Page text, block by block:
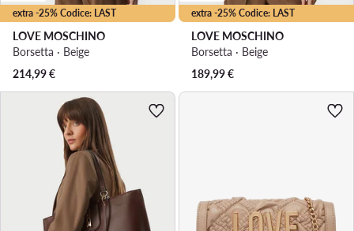
extra -25% Codice: LAST
LOVE MOSCHINO
Borsetta · Beige
214,99€
extra -25% Codice: LAST
LOVE MOSCHINO
Borsetta · Beige
189,99€